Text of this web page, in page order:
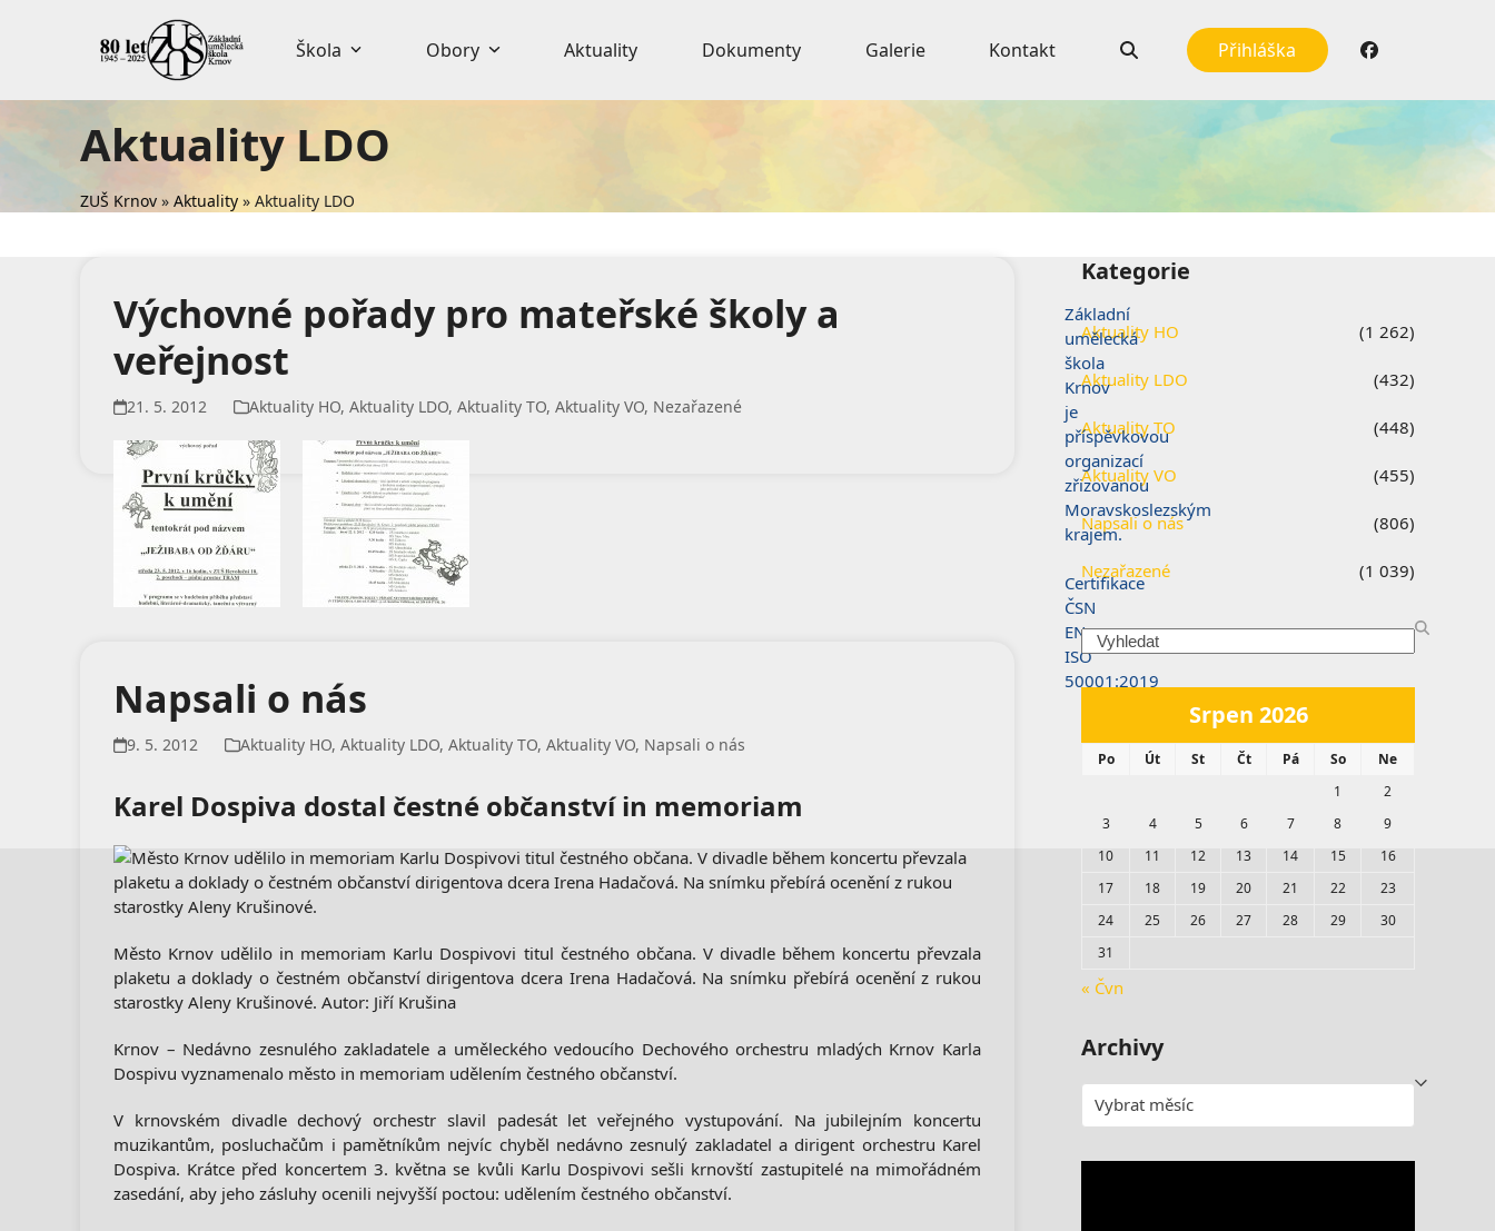
Škola Obory Aktuality Dokumenty Galerie Kontakt Přihláška
Aktuality LDO
ZUŠ Krnov » Aktuality » Aktuality LDO
Výchovné pořady pro mateřské školy a
veřejnost
21. 5. 2012 Aktuality HO,Aktuality LDO,Aktuality TO,Aktuality VO, Nezařazené
Napsali o nás
9. 5. 2012 Aktuality HO,Aktuality LDO,Aktuality TO,Aktuality VO, Napsali o nás
Karel Dospiva dostal čestné občanství in memoriam
Město Krnov udělilo in memoriam Karlu Dospivovi titul čestného občana. V divadle během koncertu převzala
plaketu a doklady o čestném občanství dirigentova dcera Irena Hadačová. Na snímku přebírá ocenění z rukou
starostky Aleny Krušinové. Autor: Jiří Krušina
Krnov – Nedávno zesnulého zakladatele a uměleckého vedoucího Dechového orchestru mladých Krnov Karla
Dospivu vyznamenalo město in memoriam udělením čestného občanství.
V krnovském divadle dechový orchestr slavil padesát let veřejného vystupování. Na jubilejním koncertu
muzikantům, posluchačům i pamětníkům nejvíc chyběl nedávno zesnulý zakladatel a dirigent orchestru Karel
Dospiva. Krátce před koncertem 3. května se kvůli Karlu Dospivovi sešli krnovští zastupitelé na mimořádném
zasedání, aby jeho zásluhy ocenili nejvyšší poctou: udělením čestného občanství.
Kategorie
Aktuality HO (1 262)
Aktuality LDO (432)
Aktuality TO (448)
Aktuality VO (455)
Napsali o nás (806)
Nezařazené (1 039)
Search
Srpen 2026
Po Út St Čt Pá So
Ne
1
2
3
4 5 6 7 8
9
10
11 12 13 14 15
16
17
18 19 20 21 22
23
24
25 26 27 28 29
30
31
« Čvn
Archivy
Archivy
Základní
umělecká
škola
Krnov
je
příspěvkovou
organizací
zřizovanou
Moravskoslezským
krajem.
Certifikace
ČSN
EN
ISO
50001:2019